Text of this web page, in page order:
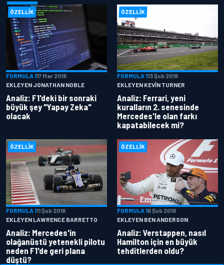
ÖZELLIK
FORMULA 117 Mar 2018
EKLEYEN JONATHAN NOBLE
Analiz: F1'deki bir sonraki
büyük şey "Yapay Zeka"
olacak
ÖZELLIK
FORMULA 113 Şub 2018
EKLEYEN KEVIN TURNER
Analiz: Ferrari, yeni
kuralların 2. senesinde
Mercedes'le olan farkı
kapatabilecek mi?
ÖZELLIK
FORMULA 111 Şub 2018
EKLEYEN LAWRENCE BARRETTO
Analiz: Mercedes'in
olağanüstü yetenekli pilotu
neden F1'de geri plana
düştü?
ÖZELLIK
FORMULA 16 Şub 2018
EKLEYEN BEN ANDERSON
Analiz: Verstappen, nasıl
Hamilton için en büyük
tehditlerden oldu?